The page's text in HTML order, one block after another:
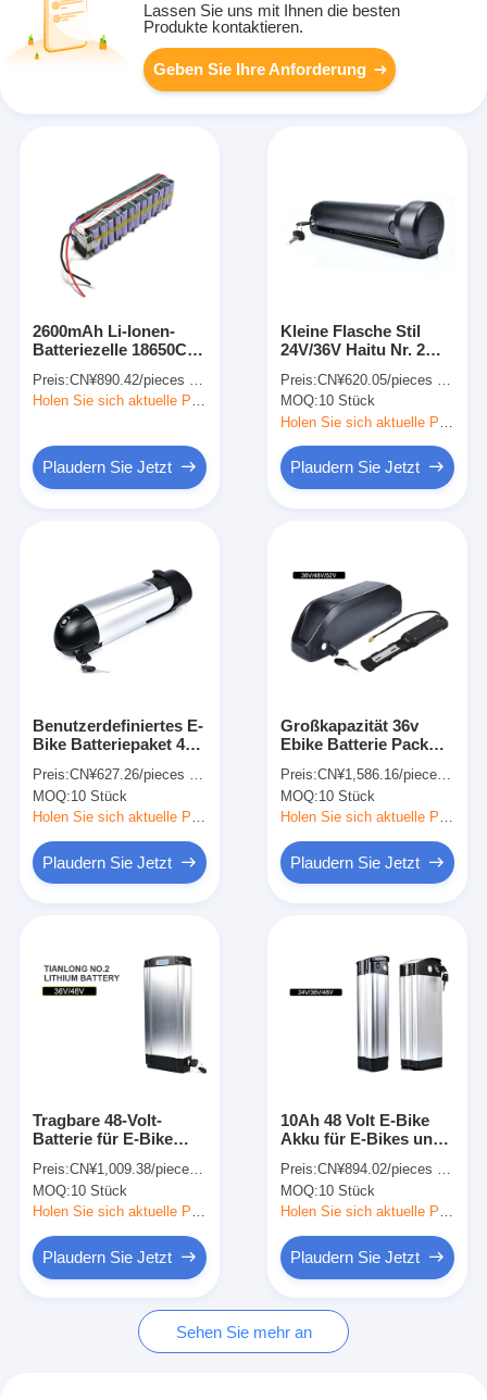
Produkte
Kontaktiere uns
Nachricht
Plaudern Sie Jetzt
Lassen Sie uns mit Ihnen die besten
Produkte kontaktieren.
Geben Sie Ihre Anforderung
2600mAh Li-Ionen-
Batteriezelle 18650CP
wiederaufladbare
Lithium-Ionen-Batterie
Preis:CN¥890.42/pieces >=1 pieces
Holen Sie sich aktuelle Preis
Plaudern Sie Jetzt
Kleine Flasche Stil
24V/36V Haitu Nr. 2
Lithiumbatterienpack
E Bike Batterienpack
Preis:CN¥620.05/pieces 10-99 pieces
MOQ:10 Stück
Plaudern Sie Jetzt
Benutzerdefiniertes E-
Bike Batteriepaket 48v
Ebike Flasche Stil für
Mountainbikes
Preis:CN¥627.26/pieces 10-99 pieces
MOQ:10 Stück
Holen Sie sich aktuelle Preis
Plaudern Sie Jetzt
Großkapazität 36v
Ebike Batterie Pack
Batterie für
Mountainbikes Snow
Bikes
Preis:CN¥1,586.16/pieces 10-99 pieces
MOQ:10 Stück
Holen Sie sich aktuelle Preis
Plaudern Sie Jetzt
Tragbare 48-Volt-
Batterie für E-Bike
Hintermontierte
Lithiumbatterie
Preis:CN¥1,009.38/pieces 10-99 pieces
MOQ:10 Stück
Holen Sie sich aktuelle Preis
Plaudern Sie Jetzt
10Ah 48 Volt E-Bike
Akku für E-Bikes und
Preis:CN¥894.02/pieces 10-99 pieces
MOQ:10 Stück
Holen Sie sich aktuelle Preis
Plaudern Sie Jetzt
Sehen Sie mehr an